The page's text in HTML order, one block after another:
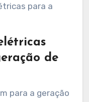
para a
de
para a geração